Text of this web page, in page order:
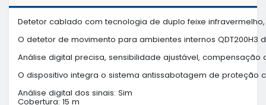
Detetor cablado com tecnologia de duplo feixe
O detetor de movimento para ambientes internos
Análise digital precisa, sensibilidade ajustável,
O dispositivo integra o sistema antissabotagem de
Análise digital dos sinais: Sim
Cobertura: 15 m